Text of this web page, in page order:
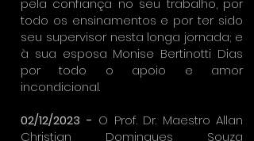
pela confiança no seu trabalho, por
todo os ensinamentos e por ter sido
seu supervisor nesta longa jornada; e
à sua esposa Monise Bertinotti Dias
por todo o apoio e amor
incondicional.
02/12/2023 - O Prof. Dr. Maestro Allan
Christian Domingues Souza